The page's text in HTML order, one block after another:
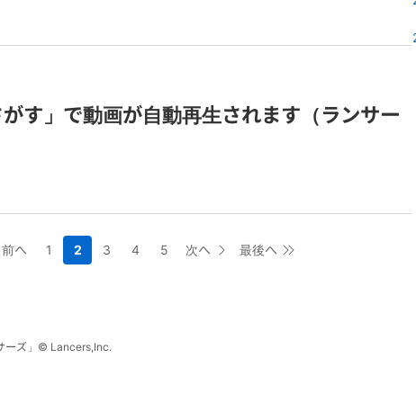
がす」で動画が自動再生されます（ランサー
前へ 1 2 3 4 5 次へ 最後へ
ズ」 © Lancers,Inc.